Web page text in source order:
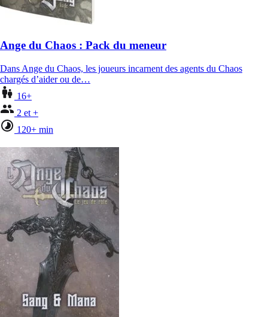
Ange du Chaos : Pack du meneur
Dans Ange du Chaos, les joueurs incarnent des agents du Chaos
chargés d’aider ou de…
16+
2 et +
120+ min